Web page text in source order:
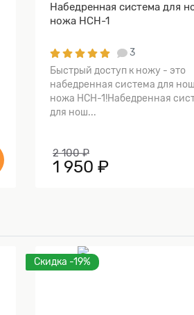
Набедренная система для
ножа НСН-1
3
Быстрый доступ к ножу - это
набедренная система для
ножа НСН-1!Набедренная
для нош...
2 100 ₽
1 950 ₽
Скидка -19%